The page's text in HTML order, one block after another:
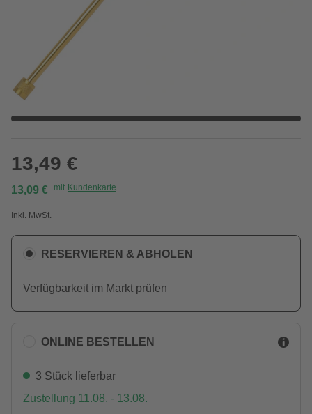
13,49 €
13,09 € mit Kundenkarte
Inkl. MwSt.
RESERVIEREN & ABHOLEN
Verfügbarkeit im Markt prüfen
ONLINE BESTELLEN
3 Stück lieferbar
Zustellung 11.08. - 13.08.